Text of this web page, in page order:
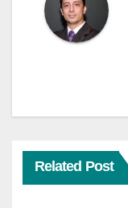
Related Post